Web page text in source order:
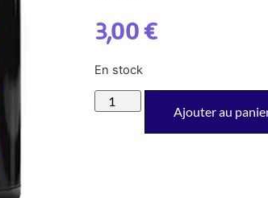
3,00€
En stock
Ajouter au